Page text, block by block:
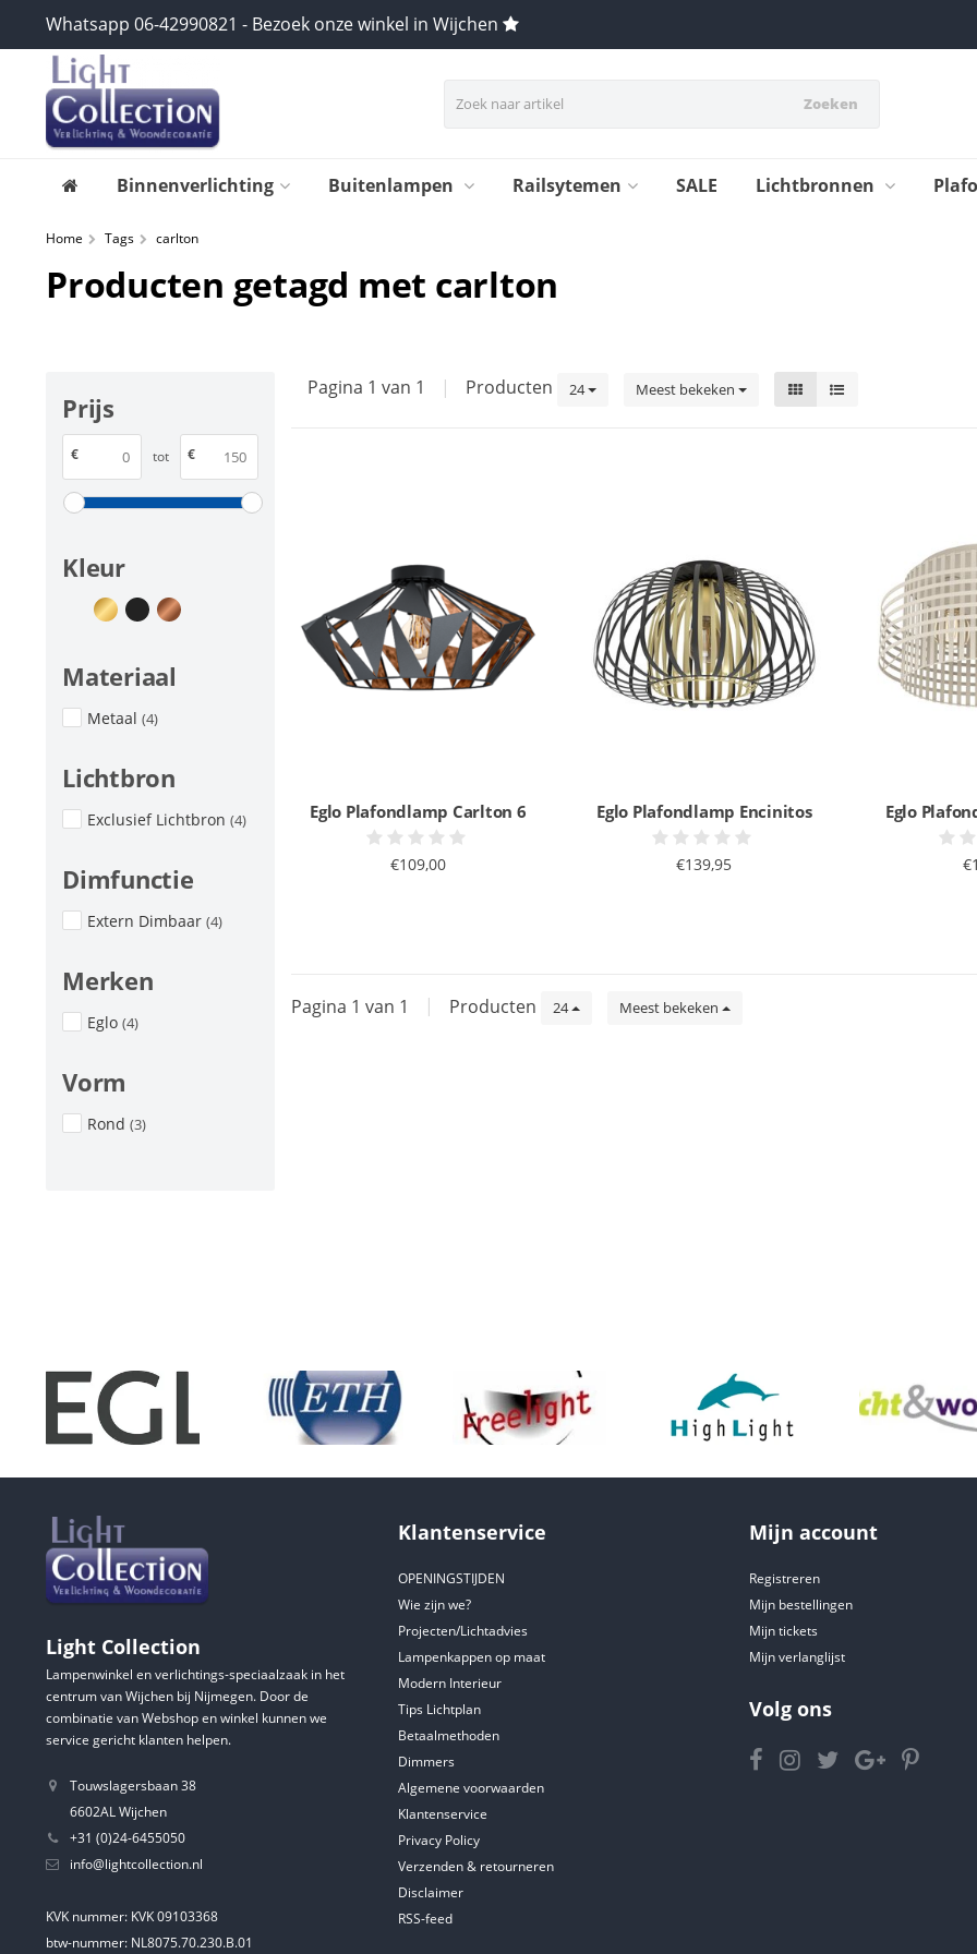
Whatsapp 06-42990821 - Bezoek onze winkel in Wijchen
Zoeken
Binnenverlichting Buitenlampen Railsytemen SALE Lichtbronnen
Home Tags carlton
Producten getagd met carlton
Prijs
€ tot €
Kleur
Materiaal
Metaal (4)
Lichtbron
Exclusief Lichtbron (4)
Dimfunctie
Extern Dimbaar (4)
Merken
Eglo (4)
Vorm
Rond (3)
Pagina 1 van 1 | Producten 24 Meest bekeken
Eglo Plafondlamp Carlton 6
€109,00
Eglo Plafondlamp Encinitos
€139,95
Eglo
Pagina 1 van 1 | Producten 24 Meest bekeken
Light Collection
Lampenwinkel en verlichtings-speciaalzaak in het
centrum van Wijchen bij Nijmegen. Door de
combinatie van Webshop en winkel kunnen we
service gericht klanten helpen.
Touwslagersbaan 38
6602AL Wijchen
+31 (0)24-6455050
info@lightcollection.nl
KVK nummer: KVK 09103368
btw-nummer: NL8075.70.230.B.01
Klantenservice
OPENINGSTIJDEN
Wie zijn we?
Projecten/Lichtadvies
Lampenkappen op maat
Modern Interieur
Tips Lichtplan
Betaalmethoden
Dimmers
Algemene voorwaarden
Klantenservice
Privacy Policy
Verzenden & retourneren
Disclaimer
RSS-feed
Mijn account
Registreren
Mijn bestellingen
Mijn tickets
Mijn verlanglijst
Volg ons